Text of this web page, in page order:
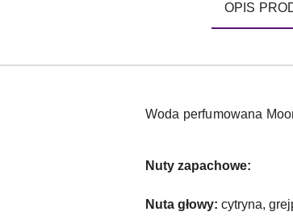
OPIS
Woda perfumowana
Nuty zapachowe:
Nuta głowy: cytryna,